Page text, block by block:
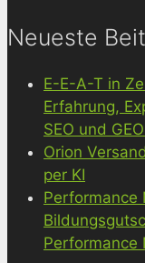
Neueste
E-E-A-T in
Erfahrung,
SEO und
Orion
per KI
Performance
Performance